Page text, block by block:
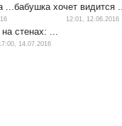
бабушка хочет видится ...
12:01, 12.06.2016
стенах: ...
14.07.2016